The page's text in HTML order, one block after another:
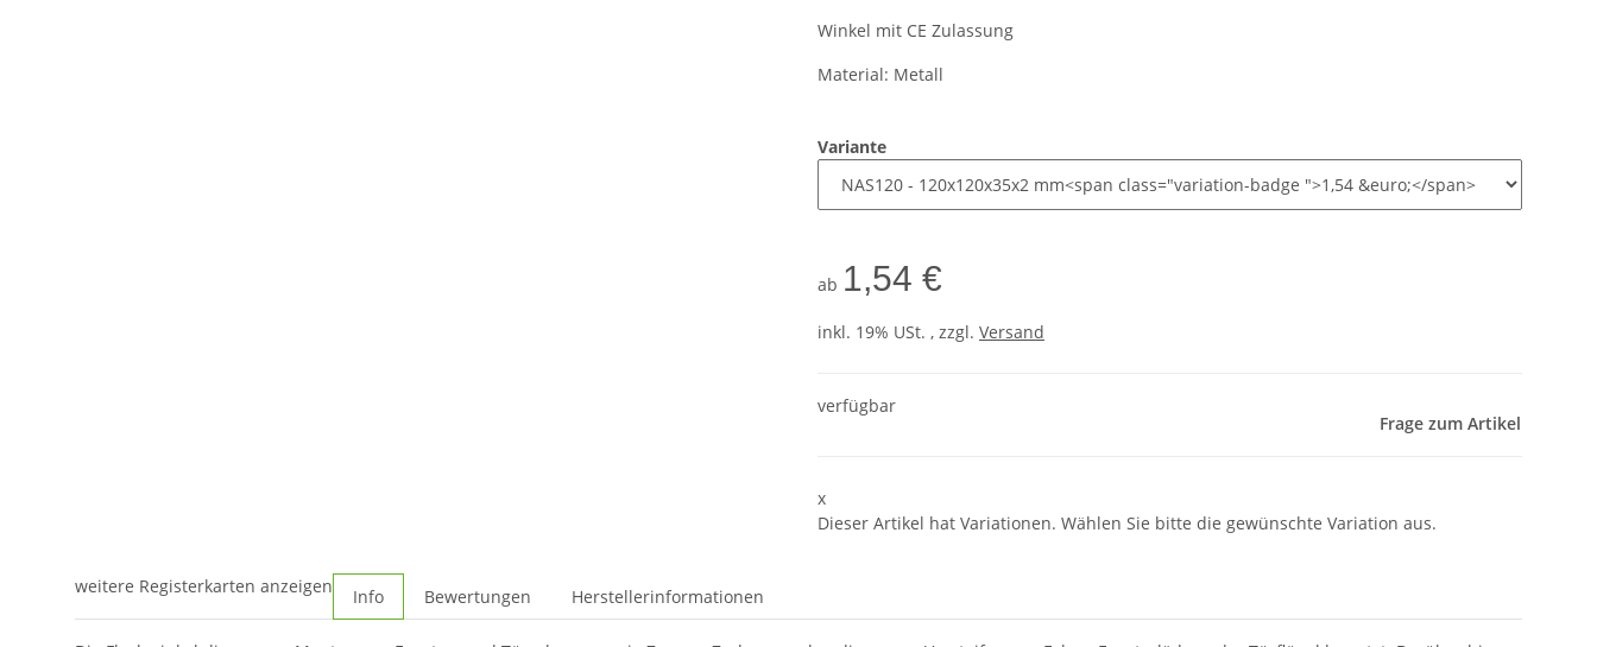
Winkel mit CE Zulassung
Material: Metall
Variante
ab 1,54 €
inkl. 19% USt. , zzgl. Versand
verfügbar
Frage zum Artikel
x
Dieser Artikel hat Variationen. Wählen Sie bitte die gewünschte Variation aus.
weitere Registerkarten anzeigen Info Bewertungen Herstellerinformationen